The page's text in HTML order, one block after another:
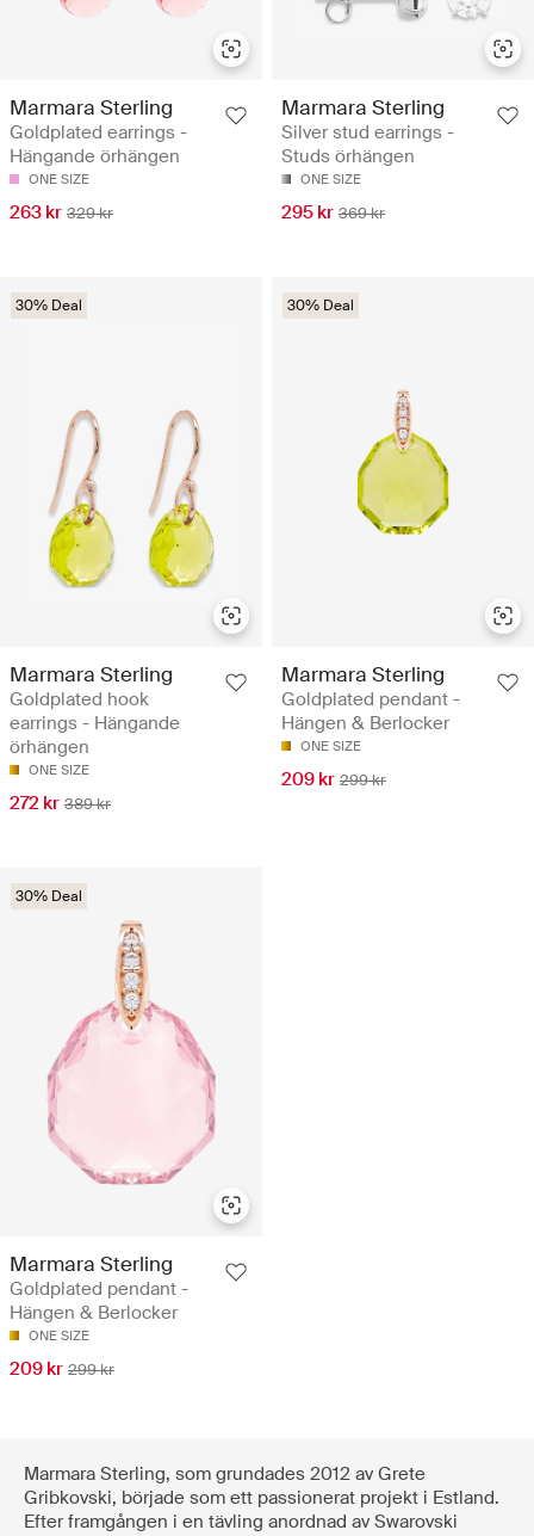
Marmara Sterling
Goldplated earrings -
Hängande örhängen
ONE SIZE
263 kr 329 kr
Marmara Sterling
Silver stud earrings -
Studs örhängen
ONE SIZE
295 kr 369 kr
30% Deal
Marmara Sterling
Goldplated hook
earrings - Hängande
örhängen
ONE SIZE
272 kr 389 kr
30% Deal
Marmara Sterling
Goldplated pendant -
Hängen & Berlocker
ONE SIZE
209 kr 299 kr
30% Deal
Marmara Sterling
Goldplated pendant -
Hängen & Berlocker
ONE SIZE
209 kr 299 kr
Marmara Sterling, som grundades 2012 av Grete
Gribkovski, började som ett passionerat projekt i Estland.
Efter framgången i en tävling anordnad av Swarovski